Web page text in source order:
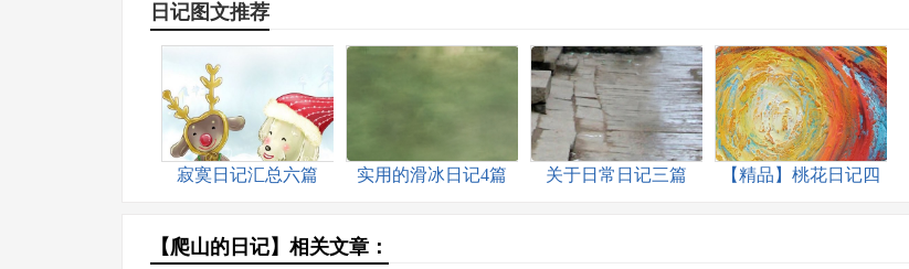
日记图文推荐
寂寞日记汇总六篇 实用的滑冰日记4篇 关于日常日记三篇
【精品】桃花日记四
【爬山的日记】相关文章：